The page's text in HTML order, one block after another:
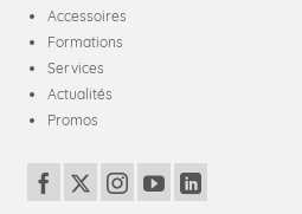
Accessoires
Formations
Services
Actualités
Promos